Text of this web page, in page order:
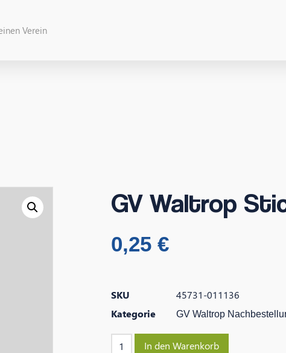
GV Waltrop
0,25 €
SKU
45731-011136
Kategorie
GV Waltrop
In den Warenkorb